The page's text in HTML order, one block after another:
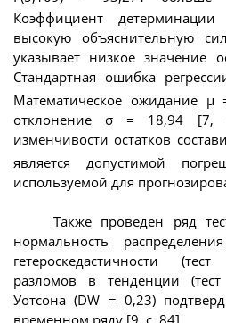
Коэффициент детерминации
высокую объяснительную
указывает низкое значение
Стандартная ошибка
Математическое ожидание μ
отклонение σ = 18,94 [7,
изменчивости остатков
является допустимой
используемой для
Также проведен ряд
нормальность
гетероскедастичности
разломов в тенденции
Уотсона (DW = 0,23)